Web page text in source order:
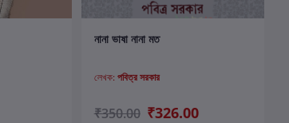
কার্টে যোগ করুন
নানা ভাষা নানা মত
লেখক: পবিত্র সরকার
₹350.00 ₹326.00